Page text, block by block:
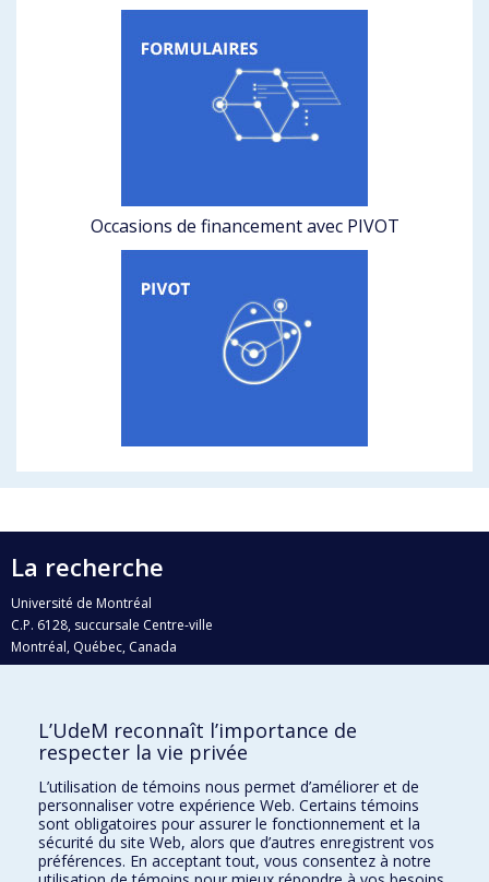
Occasions de financement avec PIVOT
La recherche
Université de Montréal
C.P. 6128, succursale Centre-ville
Montréal, Québec, Canada
H3C 3J7
Qui fait quoi?
Nous trouver
Plan du site
Accessibilité
L’UdeM reconnaît l’importance de
respecter la vie privée
L’utilisation de témoins nous permet d’améliorer et de
personnaliser votre expérience Web. Certains témoins
sont obligatoires pour assurer le fonctionnement et la
sécurité du site Web, alors que d’autres enregistrent vos
préférences. En acceptant tout, vous consentez à notre